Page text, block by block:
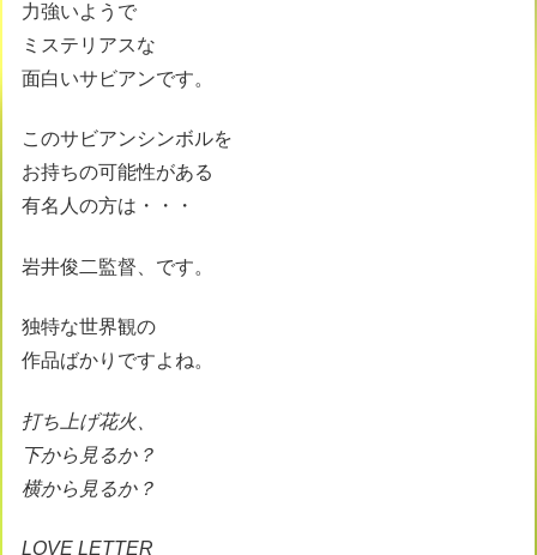
力強いようで
ミステリアスな
面白いサビアンです。
このサビアンシンボルを
お持ちの可能性がある
有名人の方は・・・
岩井俊二監督、です。
独特な世界観の
作品ばかりですよね。
打ち上げ花火、
下から見るか？
横から見るか？
LOVE LETTER